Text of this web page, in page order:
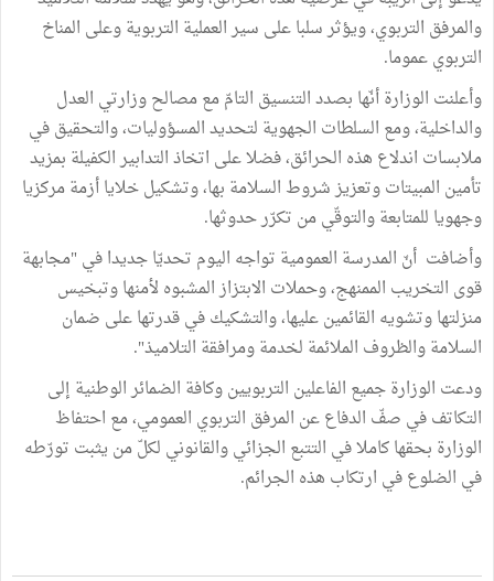
والمرفق التربوي، ويؤثر سلبا على سير العملية التربوية وعلى المناخ
التربوي عموما.
وأعلنت الوزارة أنّها بصدد التنسيق التامّ مع مصالح وزارتي العدل
والداخلية، ومع السلطات الجهوية لتحديد المسؤوليات، والتحقيق في
ملابسات اندلاع هذه الحرائق، فضلا على اتخاذ التدابير الكفيلة بمزيد
تأمين المبيتات وتعزيز شروط السلامة بها، وتشكيل خلايا أزمة مركزيا
وجهويا للمتابعة والتوقّي من تكرّر حدوثها.
وأضافت أنّ المدرسة العمومية تواجه اليوم تحديّا جديدا في "مجابهة
قوى التخريب الممنهج، وحملات الابتزاز المشبوه لأمنها وتبخيس
منزلتها وتشويه القائمين عليها، والتشكيك في قدرتها على ضمان
السلامة والظروف الملائمة لخدمة ومرافقة التلاميذ".
ودعت الوزارة جميع الفاعلين التربويين وكافة الضمائر الوطنية إلى
التكاتف في صفّ الدفاع عن المرفق التربوي العمومي، مع احتفاظ
الوزارة بحقها كاملا في التتبع الجزائي والقانوني لكلّ من يثبت تورّطه
في الضلوع في ارتكاب هذه الجرائم.